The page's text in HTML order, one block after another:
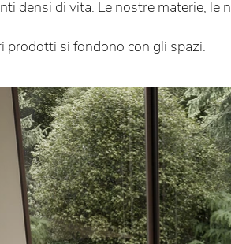
densi di vita. Le nostre materie, le
prodotti si fondono con gli spazi.